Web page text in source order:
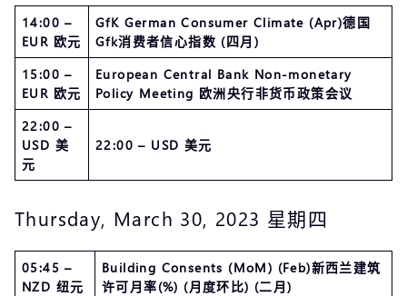
14:00 –
EUR 欧元
GfK German Consumer Climate (Apr)德国
Gfk消费者信心指数 (四月)
15:00 –
EUR 欧元
European Central Bank Non-monetary
Policy Meeting 欧洲央行非货币政策会议
22:00 –
USD 美
元
22:00 – USD 美元
Thursday, March 30, 2023 星期四
05:45 –
NZD 纽元
Building Consents (MoM) (Feb)新西兰建筑
许可月率(%) (月度环比) (二月)